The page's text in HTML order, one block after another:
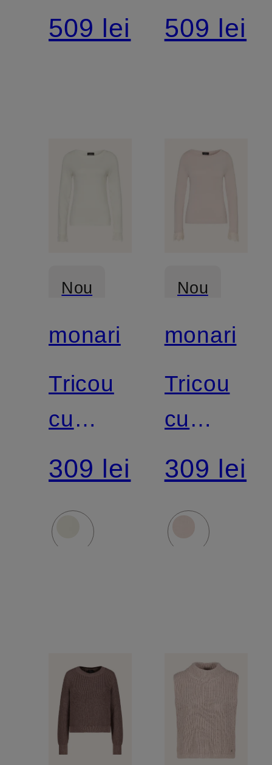
pietre
decorative
509 lei
mâneci
3/4
509 lei
Nou
monari
Tricou
cu
mâneci
lungi și
dantelă
309 lei
Nou
monari
Tricou
cu
mâneci
lungi și
dantelă
309 lei